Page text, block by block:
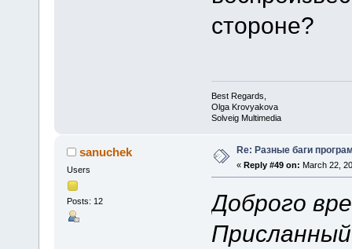
стороне?
Best Regards,
Olga Krovyakova
Solveig Multimedia
sanuchek
Users
Posts: 12
Re: Разные баги
« Reply #49 on: March 22,
Доброго